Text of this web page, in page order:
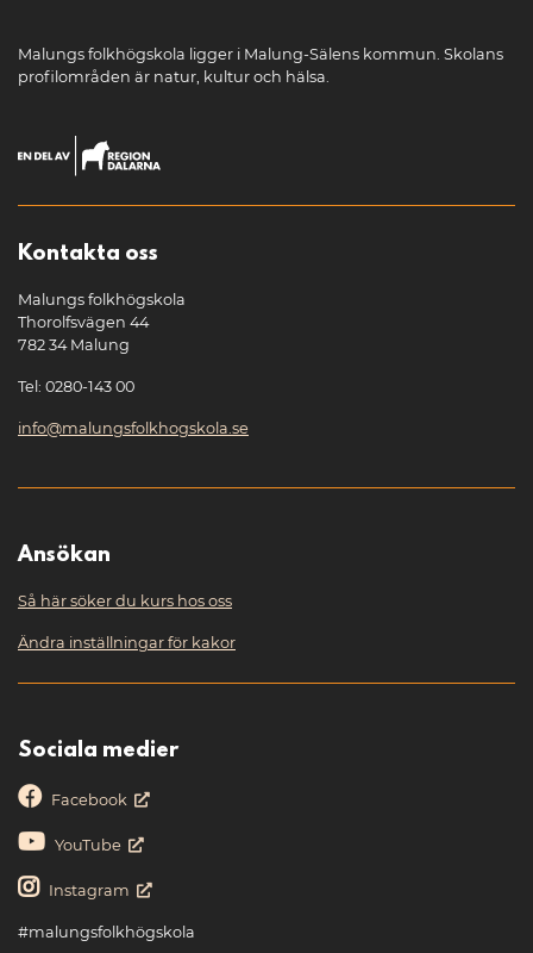
Malungs folkhögskola ligger i Malung-Sälens kommun. Skolans
profilområden är natur, kultur och hälsa.
Kontakta oss
Malungs folkhögskola
Thorolfsvägen 44
782 34 Malung
Tel: 0280-143 00
info@malungsfolkhogskola.se
Ansökan
Så här söker du kurs hos oss
Ändra inställningar för kakor
Sociala medier
Facebook
YouTube
Instagram
#malungsfolkhögskola